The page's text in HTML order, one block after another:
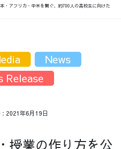
・アフリカ・中米を繋ぐ、約700人の高校生に向けた
: 2021年6月19日
授業の作り方を公
News
Release